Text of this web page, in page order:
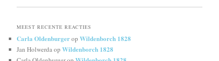
MEEST RECENTE REACTIES
Carla OldenburgeropWildenborch 1828
Jan HolwerdaopWildenborch 1828